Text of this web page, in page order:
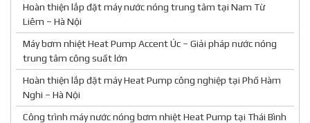
Hoàn thiện lắp đặt máy nước nóng trung tâm tại Nam Từ
Liêm – Hà Nội
Máy bơm nhiệt Heat Pump Accent Úc – Giải pháp nước nóng
trung tâm công suất lớn
Hoàn thiện lắp đặt máy Heat Pump công nghiệp tại Phố Hàm
Nghi – Hà Nội
Công trình máy nước nóng bơm nhiệt Heat Pump tại Thái Bình